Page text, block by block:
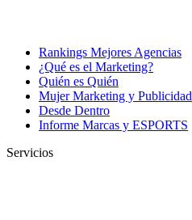
Rankings Mejores Agencias
¿Qué es el Marketing?
Quién es Quién
Mujer Marketing y Publicidad
Desde Dentro
Informe Marcas y ESPORTS
Servicios